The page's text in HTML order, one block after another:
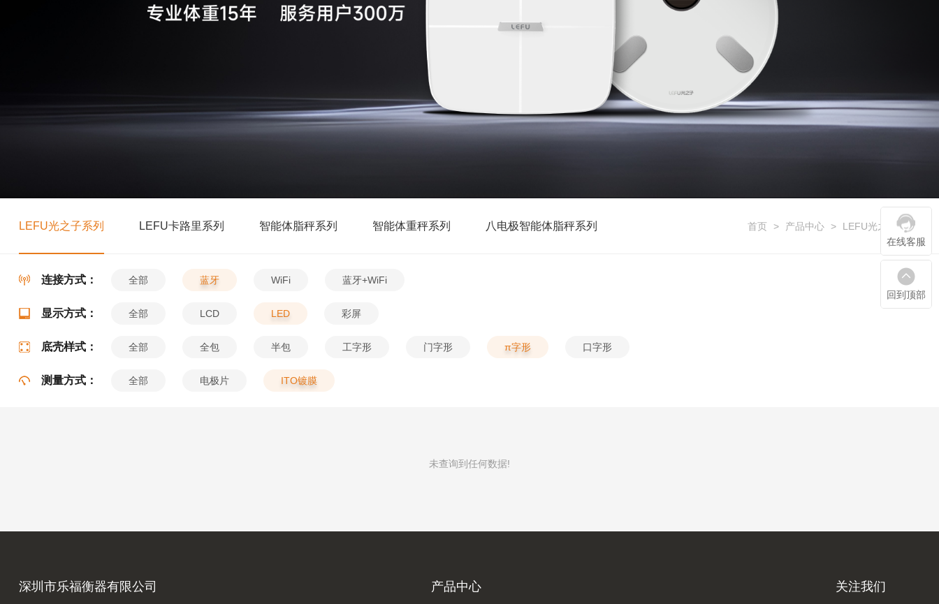
在线客服
回到顶部
首页 > 产品中心 > LEFU光之子系列
LEFU光之子系列 LEFU卡路里系列 智能体脂秤系列 智能体重秤系列 八电极智能体脂秤系列
连接方式： 全部 蓝牙 WiFi 蓝牙+WiFi
显示方式： 全部 LCD LED 彩屏
底壳样式： 全部 全包 半包 工字形 门字形 π字形 口字形
测量方式： 全部 电极片 ITO镀膜
未查询到任何数据!
深圳市乐福衡器有限公司 产品中心 关注我们